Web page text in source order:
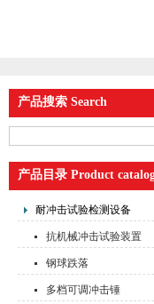
产品搜索 Search
产品目录 Product
耐冲击试验检测设备
抗机械冲击试验装置
钢球跌落
多档可调冲击锤